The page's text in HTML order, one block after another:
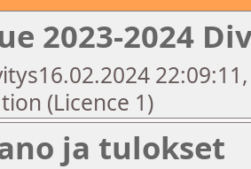
2023-2024
(Licence 1)
ja tulokset